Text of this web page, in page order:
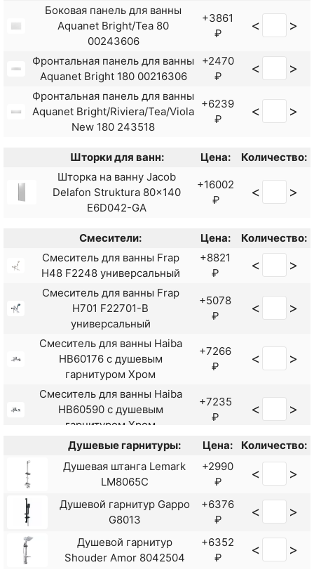
Боковая панель для ванны
Aquanet Bright/Tea 80
00243606
+3861
₽
< >
Фронтальная панель для ванны
Aquanet Bright 180 00216306
+2470
₽
< >
Фронтальная панель для ванны
Aquanet Bright/Riviera/Tea/Viola
New 180 243518
+6239
₽
< >
Шторки для ванн: Цена:
Количество:
Шторка на ванну Jacob
Delafon Struktura 80x140
E6D042-GA
+16002
₽
< >
Смесители: Цена:
Количество:
Смеситель для ванны Frap
H48 F2248 универсальный
+8821
₽
< >
Смеситель для ванны Frap
H701 F22701-B
универсальный
+5078
₽
< >
Смеситель для ванны Haiba
HB60176 с душевым
гарнитуром Хром
+7266
₽
< >
Смеситель для ванны Haiba
HB60590 с душевым
гарнитуром Хром
+7235
₽
< >
Смеситель для ванны Lemark
Linara LM0451C
универсальный
+9415
₽
Denis DN0335-51
универсальный Хром
+6510
₽
< >
Смеситель для ванны Rush Fiji
FI1835-44 Хром
+6010
₽
< >
Душевые гарнитуры: Цена:
Количество:
Душевая штанга Lemark
LM8065C
+2990
₽
< >
Душевой гарнитур Gappo
G8013
+6376
₽
< >
Душевой гарнитур
Shouder Amor 8042504
+6352
₽
< >